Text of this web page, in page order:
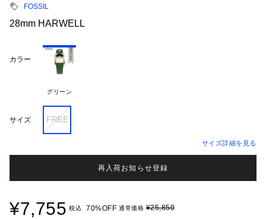
FOSSIL
28mm HARWELL
カラー
グリーン
サイズ FREE
サイズ詳細を見る
再入荷お知らせ登録
¥7,755 税込 70%OFF 通常価格¥25,850